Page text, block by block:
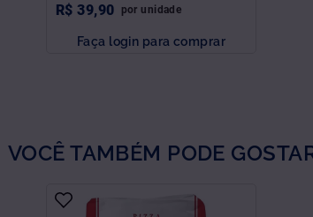
R$ 39,90 por unidade
Faça login para comprar
VOCÊ TAMBÉM PODE